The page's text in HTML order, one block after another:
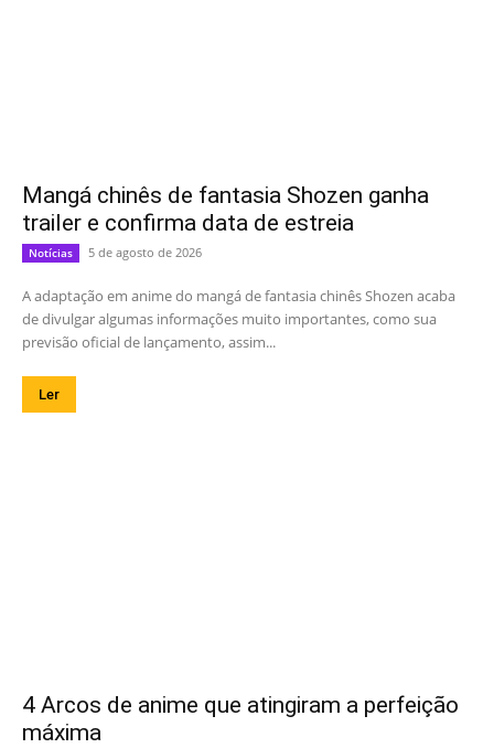
Mangá chinês de fantasia Shozen ganha
trailer e confirma data de estreia
Notícias 5 de agosto de 2026
A adaptação em anime do mangá de fantasia chinês Shozen acaba
de divulgar algumas informações muito importantes, como sua
previsão oficial de lançamento, assim...
Ler
4 Arcos de anime que atingiram a perfeição
máxima